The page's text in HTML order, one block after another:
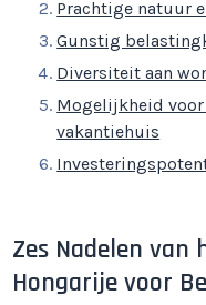
Prachtige natuur
Gunstig
Diversiteit aan
Mogelijkheid
vakantiehuis
Zes Nadelen van
Hongarije voor